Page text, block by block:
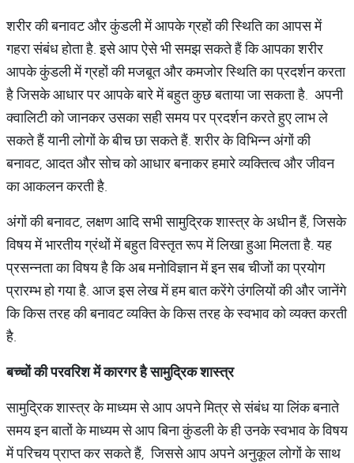
शरीर की बनावट और कुंडली में आपके ग्रहों की स्थिति का आपस में
गहरा संबंध होता है. इसे आप ऐसे भी समझ सकते हैं कि आपका शरीर
आपके कुंडली में ग्रहों की मजबूत और कमजोर स्थिति का प्रदर्शन करता
है जिसके आधार पर आपके बारे में बहुत कुछ बताया जा सकता है. अपनी
क्वालिटी को जानकर उसका सही समय पर प्रदर्शन करते हुए लाभ ले
सकते हैं यानी लोगों के बीच छा सकते हैं. शरीर के विभिन्न अंगों की
बनावट, आदत और सोच को आधार बनाकर हमारे व्यक्तित्व और जीवन
का आकलन करती है.
अंगों की बनावट, लक्षण आदि सभी सामुद्रिक शास्त्र के अधीन हैं, जिसके
विषय में भारतीय ग्रंथों में बहुत विस्तृत रूप में लिखा हुआ मिलता है. यह
प्रसन्नता का विषय है कि अब मनोविज्ञान में इन सब चीजों का प्रयोग
प्रारम्भ हो गया है. आज इस लेख में हम बात करेंगे उंगलियों की और जानेंगे
कि किस तरह की बनावट व्यक्ति के किस तरह के स्वभाव को व्यक्त करती
है.
बच्चोंकीपरवरिशमेंकारगरहैसामुद्रिकशास्त्र
सामुद्रिक शास्त्र के माध्यम से आप अपने मित्र से संबंध या लिंक बनाते
समय इन बातों के माध्यम से आप बिना कुंडली के ही उनके स्वभाव के विषय
में परिचय प्राप्त कर सकते हैं, जिससे आप अपने अनुकूल लोगों के साथ